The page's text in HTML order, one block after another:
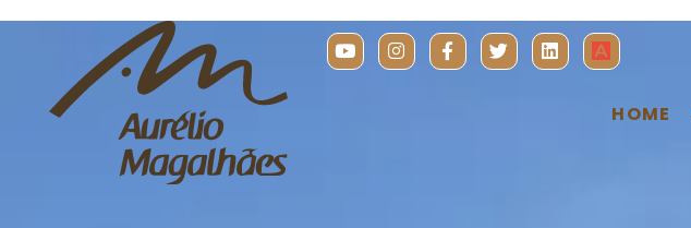
HOME